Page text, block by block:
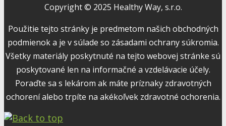
Copyright © 2025 Healthy Way, s.r.o.
Použitie tejto stránky je predmetom našich obchodných
podmienok a je v súlade so zásadami ochrany súkromia.
Všetky materiály poskytnuté na tejto webovej stránke sú
poskytované len na informačné a vzdelávacie účely.
Poraďte sa s lekárom ak máte príznaky zdravotných
ochorení alebo trpíte na akékoľvek zdravotné ochorenia.